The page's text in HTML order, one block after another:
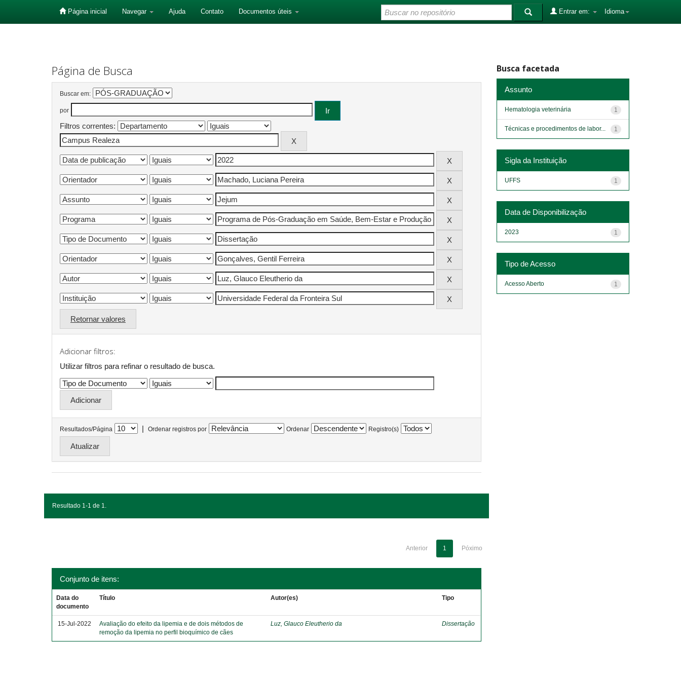
Página inicial Navegar Ajuda Contato Documentos úteis Idioma
Entrar em:
Página de Busca
Buscar em:
por
Filtros correntes:
Retornar valores
Adicionar filtros:
Utilizar filtros para refinar o resultado de busca.
Resultados/Página | Ordenar registros por Ordenar Registro(s)
Resultado 1-1 de 1.
Anterior 1 Póximo
Conjunto de itens:
Data do
documento
Título Autor(es) Tipo
15-Jul-2022
Avaliação do efeito da lipemia e de dois métodos de
remoção da lipemia no perfil bioquímico de cães
Luz, Glauco Eleutherio da Dissertação
Busca facetada
Assunto
1
Hematologia veterinária
1
Técnicas e procedimentos de labor...
Sigla da Instituição
1
UFFS
Data de Disponibilização
1
2023
Tipo de Acesso
1
Acesso Aberto